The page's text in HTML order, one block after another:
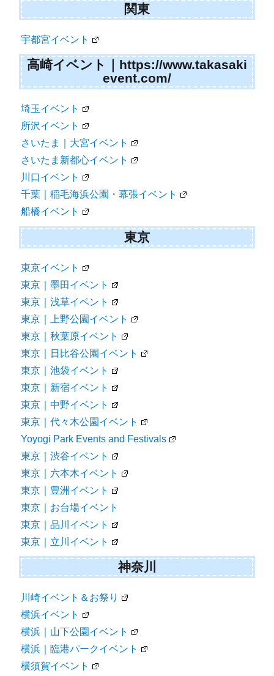
関東
宇都宮イベント
高崎イベント｜https://www.takasaki
event.com/
埼玉イベント
所沢イベント
さいたま｜大宮イベント
さいたま新都心イベント
川口イベント
千葉｜稲毛海浜公園・幕張イベント
船橋イベント
東京
東京イベント
東京｜墨田イベント
東京｜浅草イベント
東京｜上野公園イベント
東京｜秋葉原イベント
東京｜日比谷公園イベント
東京｜池袋イベント
東京｜新宿イベント
東京｜中野イベント
東京｜代々木公園イベント
Yoyogi Park Events and Festivals
東京｜渋谷イベント
東京｜六本木イベント
東京｜豊洲イベント
東京｜お台場イベント
東京｜品川イベント
東京｜立川イベント
神奈川
川崎イベント＆お祭り
横浜イベント
横浜｜山下公園イベント
横浜｜臨港パークイベント
横須賀イベント